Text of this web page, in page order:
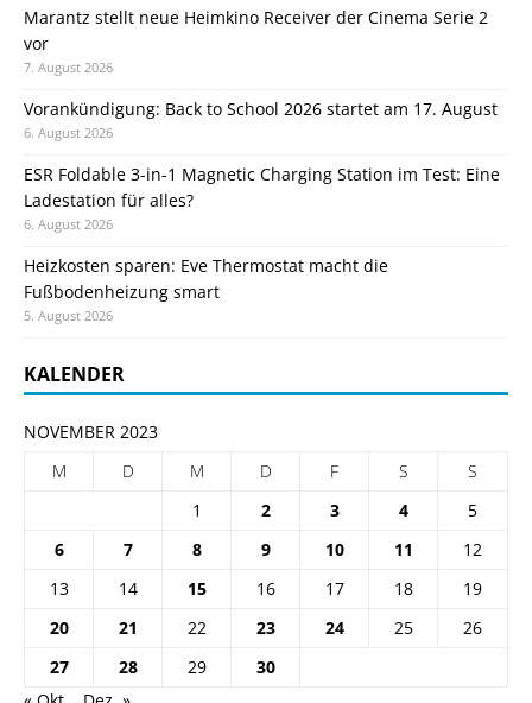
Marantz stellt neue Heimkino Receiver der Cinema Serie 2
vor
7. August 2026
Vorankündigung: Back to School 2026 startet am 17. August
6. August 2026
ESR Foldable 3-in-1 Magnetic Charging Station im Test: Eine
Ladestation für alles?
6. August 2026
Heizkosten sparen: Eve Thermostat macht die
Fußbodenheizung smart
5. August 2026
KALENDER
NOVEMBER 2023
M
D M D F S
S
1
2 3 4
5
6
7 8 9 10 11
12
13
14 15 16 17 18
19
20
21 22 23 24 25
26
27
28 29
30